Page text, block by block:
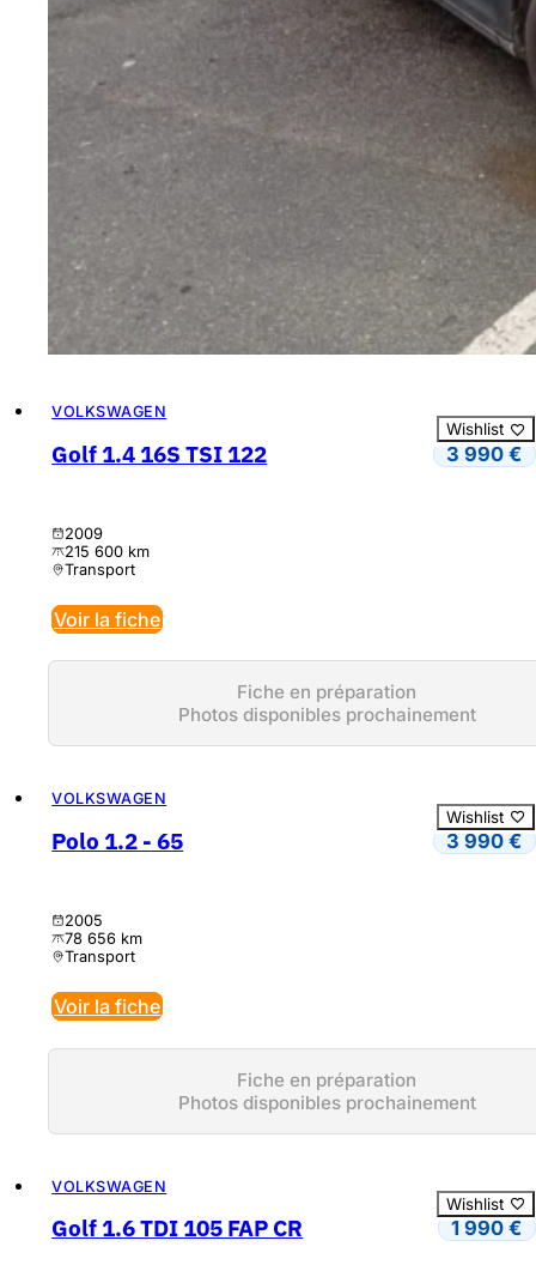
VOLKSWAGEN
Golf 1.4 16S TSI 122 3 990€
2009
215 600 km
Transport
Voir la fiche
Fiche en préparation
Photos disponibles prochainement
Wishlist
VOLKSWAGEN
Polo 1.2 - 65 3 990€
2005
78 656 km
Transport
Voir la fiche
Fiche en préparation
Photos disponibles prochainement
Wishlist
VOLKSWAGEN
Golf 1.6 TDI 105 FAP CR 1 990€
Wishlist